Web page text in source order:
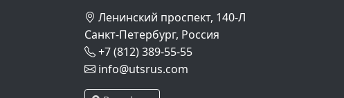
Ленинский проспект, 140-Л
Санкт-Петербург, Россия
+7 (812) 389-55-55
info@utsrus.com